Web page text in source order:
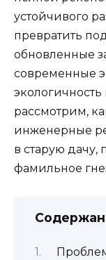
устойчивого
превратить
обновленные
современные
рассмотрим,
инженерные
в старую дачу,
фамильное